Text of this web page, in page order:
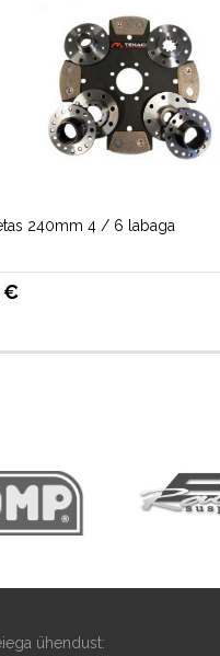
240mm 4 / 6 labaga
€
ühendust: